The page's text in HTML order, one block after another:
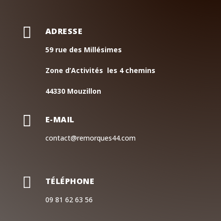
 ADRESSE
59 rue des Millésimes
Zone d’Activités les 4 chemins
44330 Mouzillon
 E-MAIL
contact@remorques44.com
 TÉLÉPHONE
09 81 62 63 56